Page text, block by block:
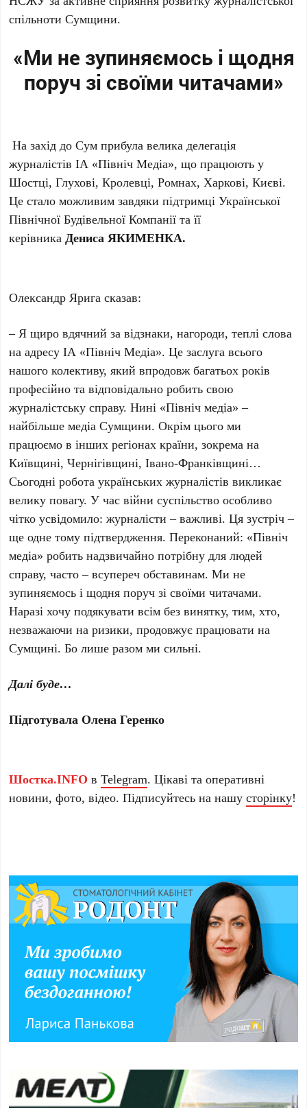
спільноти Сумщини.
«Ми не зупиняємось і щодня
поруч зі своїми читачами»
На захід до Сум прибула велика делегація
журналістів ІА «Північ Медіа», що працюють у
Шостці, Глухові, Кролевці, Ромнах, Харкові, Києві.
Це стало можливим завдяки підтримці Української
Північної Будівельної Компанії та її
керівникаДениса ЯКИМЕНКА.
Олександр Ярига сказав:
– Я щиро вдячний за відзнаки, нагороди, теплі слова
на адресу ІА «Північ Медіа». Це заслуга всього
нашого колективу, який впродовж багатьох років
професійно та відповідально робить свою
журналістську справу. Нині «Північ медіа» –
найбільше медіа Сумщини. Окрім цього ми
працюємо в інших регіонах країни, зокрема на
Київщині, Чернігівщині, Івано-Франківщині…
Сьогодні робота українських журналістів викликає
велику повагу. У час війни суспільство особливо
чітко усвідомило: журналісти – важливі. Ця зустріч –
ще одне тому підтвердження. Переконаний: «Північ
медіа» робить надзвичайно потрібну для людей
справу, часто – всупереч обставинам. Ми не
зупиняємось і щодня поруч зі своїми читачами.
Наразі хочу подякувати всім без винятку, тим, хто,
незважаючи на ризики, продовжує працювати на
Сумщині. Бо лише разом ми сильні.
Далі буде…
Підготувала Олена Геренко
Шостка.INFO вTelegram. Цікаві та оперативні
новини, фото, відео. Підписуйтесь на нашусторінку!